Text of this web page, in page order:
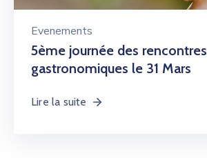
Evenements
5ème journée des rencontres
gastronomiques le 31 Mars
Lire la suite